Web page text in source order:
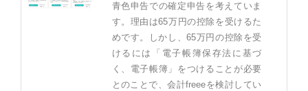
青色申告での確定申告を考えていま
す。理由は65万円の控除を受けるた
めです。しかし、65万円の控除を受
けるには「電子帳簿保存法に基づ
く、電子帳簿」をつけることが必要
とのことで、会計freeeを検討してい